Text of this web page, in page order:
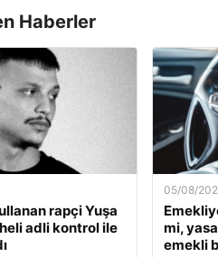
Haberler
rapçi Yuşa
adli kontrol ile
05/08/
mi,
emekli